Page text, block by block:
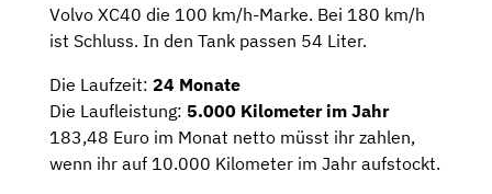
Volvo XC40 die 100 km/h-Marke. Bei 180 km/h
ist Schluss. In den Tank passen 54 Liter.
Die Laufzeit: 24 Monate
Die Laufleistung: 5.000 Kilometer im Jahr
183,48 Euro im Monat netto müsst ihr zahlen,
wenn ihr auf 10.000 Kilometer im Jahr aufstockt.